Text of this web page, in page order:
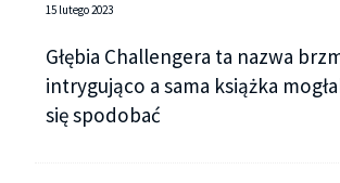
15 lutego 2023
Głębia Challengera ta nazwa
intrygująco a sama książka
się spodobać